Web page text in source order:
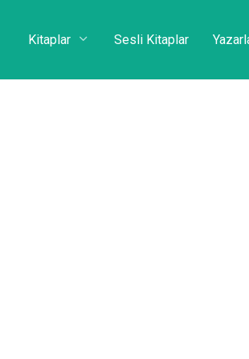
Kitaplar Sesli Kitaplar